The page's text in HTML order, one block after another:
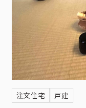
注文住宅 戸建